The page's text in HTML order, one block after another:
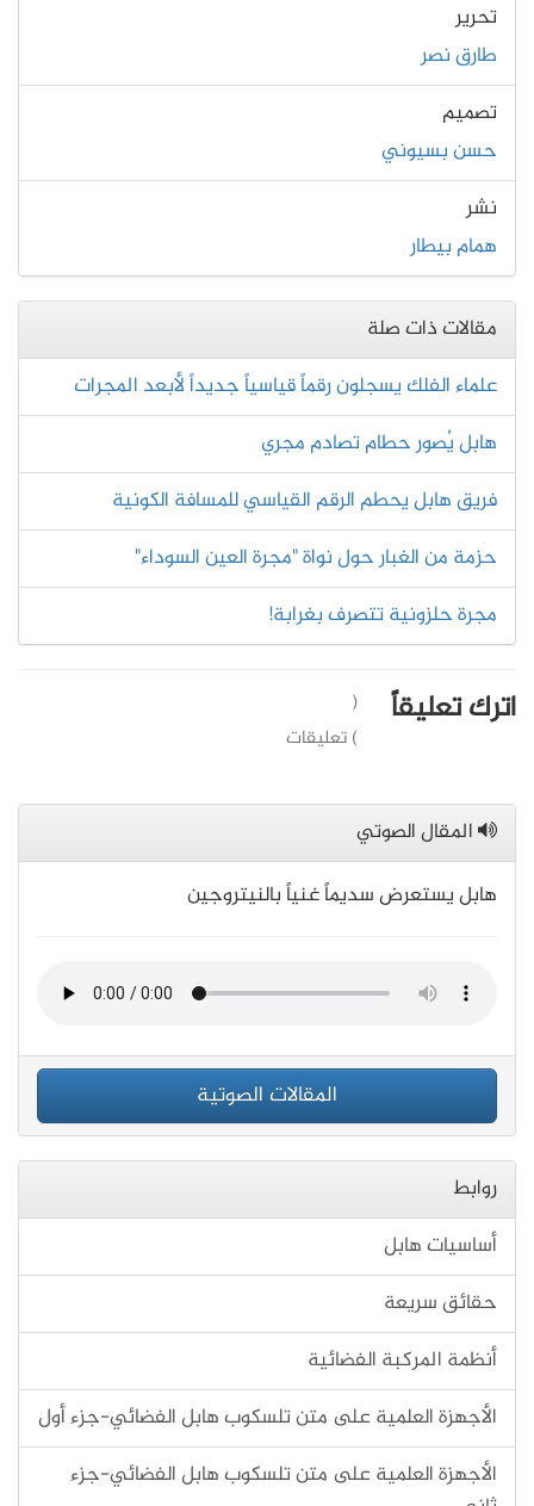
تحرير
طارق نصر
تصميم
حسن بسيوني
نشر
همام بيطار
مقالات ذات صلة
علماء الفلك يسجلون رقماً قياسياً جديداً لأبعد المجرات
هابل يُصور حطام تصادم مجري
فريق هابل يحطم الرقم القياسي للمسافة الكونية
حزمة من الغبار حول نواة "مجرة العين السوداء"
مجرة حلزونية تتصرف بغرابة!
اترك تعليقاً
(
) تعليقات
المقال الصوتي
هابل يستعرض سديماً غنياً بالنيتروجين
المقالات الصوتية
روابط
أساسيات هابل
حقائق سريعة
أنظمة المركبة الفضائية
الأجهزة العلمية على متن تلسكوب هابل الفضائي-جزء أول
الأجهزة العلمية على متن تلسكوب هابل الفضائي-جزء